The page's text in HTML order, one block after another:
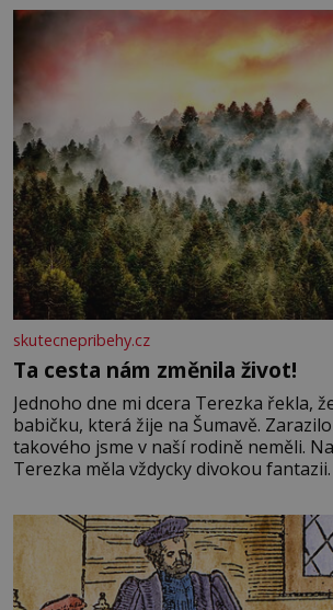
se na koloběžce a den zakončit
Velkých Losinách nebo v termálním
skutecnepribehy.cz
Ta cesta nám změnila život!
Jednoho dne mi dcera Terezka řekla,
babičku, která žije na Šumavě.
takového jsme v naší rodině neměli.
Terezka měla vždycky divokou
zdálo o jednorožcích, krásných
rytířích a létajících dracích.